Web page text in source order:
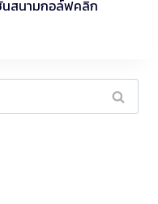
นสนามกอล์ฟคลิก